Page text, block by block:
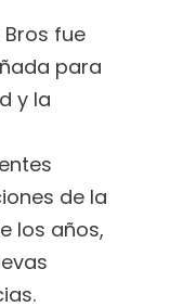
fue
para
y la
de la
los años,